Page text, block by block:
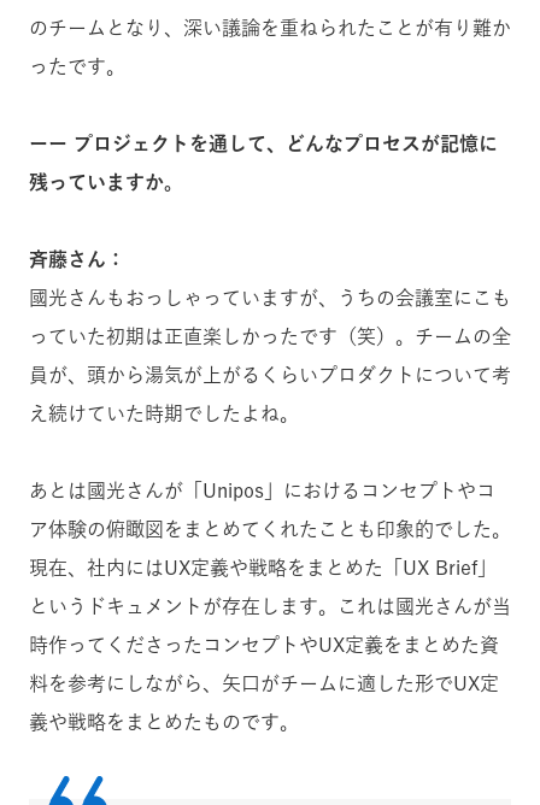
のチームとなり、深い議論を重ねられたことが有り難か
ったです。
ーー プロジェクトを通して、どんなプロセスが記憶に
残っていますか。
斉藤さん：
國光さんもおっしゃっていますが、うちの会議室にこも
っていた初期は正直楽しかったです（笑）。チームの全
員が、頭から湯気が上がるくらいプロダクトについて考
え続けていた時期でしたよね。
あとは國光さんが「Unipos」におけるコンセプトやコ
ア体験の俯瞰図をまとめてくれたことも印象的でした。
現在、社内にはUX定義や戦略をまとめた「UX Brief」
というドキュメントが存在します。これは國光さんが当
時作ってくださったコンセプトやUX定義をまとめた資
料を参考にしながら、矢口がチームに適した形でUX定
義や戦略をまとめたものです。